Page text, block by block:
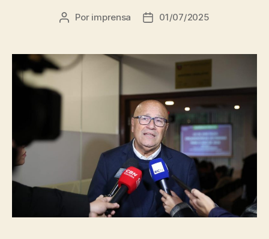
Autor
Por imprensa
Data01/07/2025